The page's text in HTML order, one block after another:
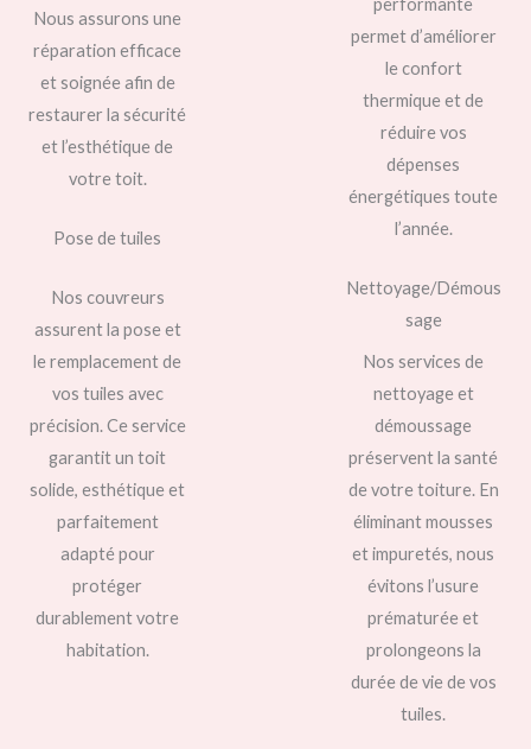
Nous assurons une
réparation efficace
et soignée afin de
restaurer la sécurité
et l’esthétique de
votre toit.
Pose de tuiles
Nos couvreurs
assurent la pose et
le remplacement de
vos tuiles avec
précision. Ce service
garantit un toit
solide, esthétique et
parfaitement
adapté pour
protéger
durablement votre
habitation.
performante
permet d’améliorer
le confort
thermique et de
réduire vos
dépenses
énergétiques toute
l’année.
Nettoyage/Démous
sage
Nos services de
nettoyage et
démoussage
préservent la santé
de votre toiture. En
éliminant mousses
et impuretés, nous
évitons l’usure
prématurée et
prolongeons la
durée de vie de vos
tuiles.